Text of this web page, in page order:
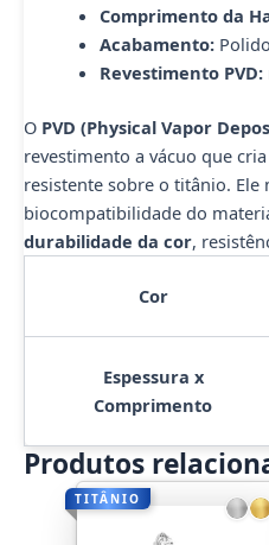
Comprimento da
Acabamento:Polido
Revestimento PVD:
O PVD (Physical Vapor
revestimento a vácuo que
resistente sobre o titânio. Ele
biocompatibilidade do
durabilidade da cor,
Cor
Espessura x
Comprimento
Produtos
TITÂNIO